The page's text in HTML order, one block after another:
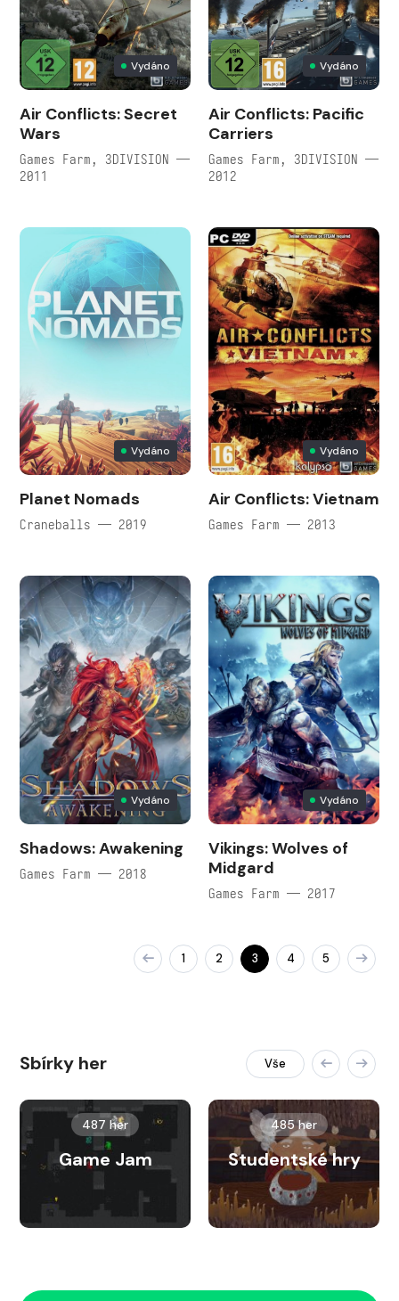
Vydáno
Air Conflicts: Secret
Wars
Games Farm, 3DIVISION —
2011
Vydáno
Air Conflicts: Pacific
Carriers
Games Farm, 3DIVISION —
2012
Vydáno
Planet Nomads
Craneballs — 2019
Vydáno
Air Conflicts: Vietnam
Games Farm — 2013
Vydáno
Shadows: Awakening
Games Farm — 2018
Vydáno
Vikings: Wolves of
Midgard
Games Farm — 2017
1 2 3 4 5
Sbírky her Vše
487 her
Game Jam
485 her
Studentské hry